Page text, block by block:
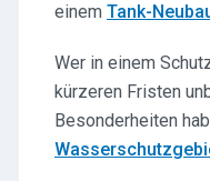
einem Tank-
Wer in einem
kürzeren Fristen
Besonderheiten